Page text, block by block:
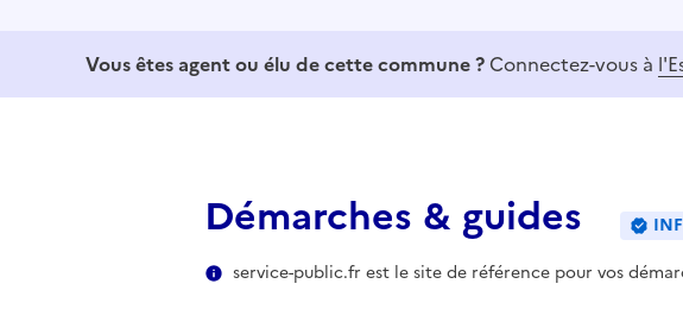
Vous êtes agent ou élu de cette commune ? Connectez-vous à
Démarches & guides
service-public.fr est le site de référence pour vos